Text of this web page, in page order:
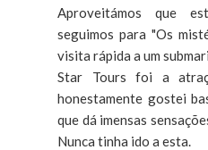
Aproveitámos que
seguimos para "Os
visita rápida a um
Star Tours foi a
honestamente gostei
que dá imensas
Nunca tinha ido a esta.